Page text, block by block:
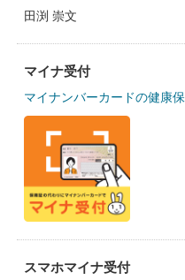
田渕 崇文
マイナ受付
マイナンバーカードの健康
スマホマイナ受付